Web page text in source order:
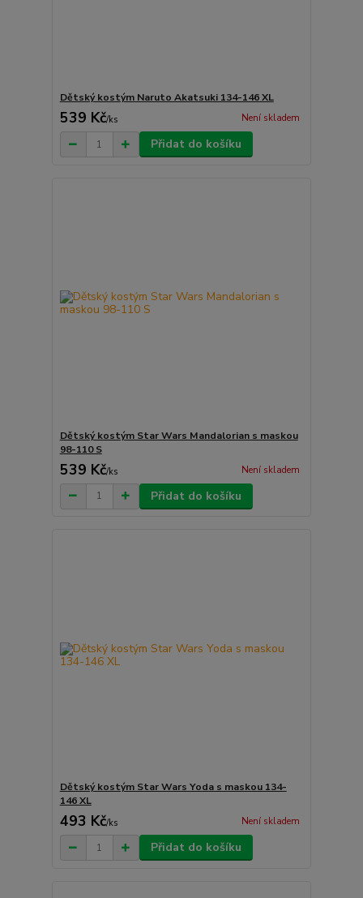
Dětský kostým Naruto Akatsuki 134-146 XL
539 Kč/ks Není skladem
Přidat do košíku
Dětský kostým Star Wars Mandalorian s maskou
98-110 S
539 Kč/ks Není skladem
Přidat do košíku
Dětský kostým Star Wars Yoda s maskou 134-
146 XL
493 Kč/ks Není skladem
Přidat do košíku